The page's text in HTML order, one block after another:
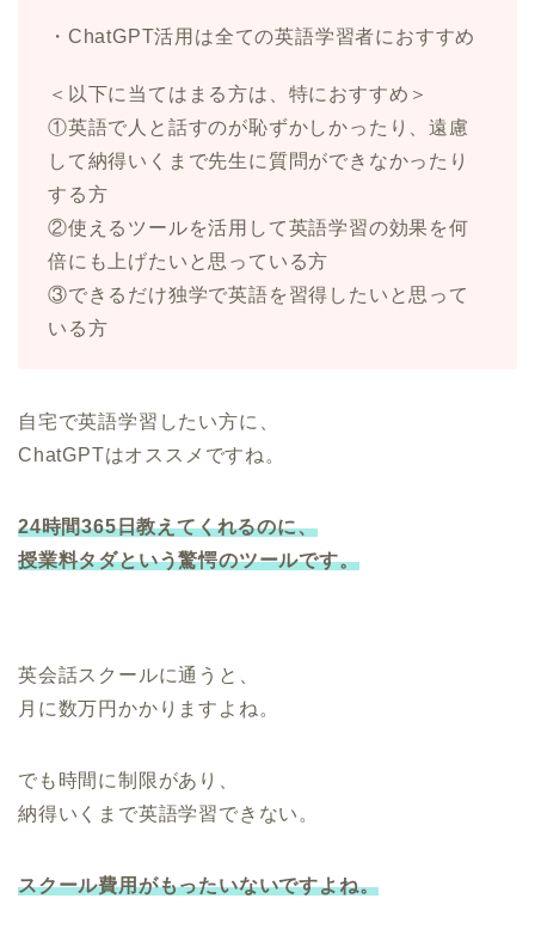
・ChatGPT活用は全ての英語学習者におすすめ
＜以下に当てはまる方は、特におすすめ＞
①英語で人と話すのが恥ずかしかったり、遠慮
して納得いくまで先生に質問ができなかったり
する方
②使えるツールを活用して英語学習の効果を何
倍にも上げたいと思っている方
③できるだけ独学で英語を習得したいと思って
いる方
自宅で英語学習したい方に、
ChatGPTはオススメですね。
24時間365日教えてくれるのに、
授業料タダという驚愕のツールです。
英会話スクールに通うと、
月に数万円かかりますよね。
でも時間に制限があり、
納得いくまで英語学習できない。
スクール費用がもったいないですよね。